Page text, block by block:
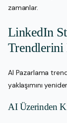
zamanlar.
LinkedIn
Trendlerini
AI Pazarlama
yaklaşımını
AI Üzerinden